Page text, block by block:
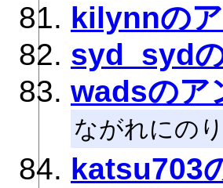
kilynnの
syd_syd
wadsのア
ながれにの
katsu703